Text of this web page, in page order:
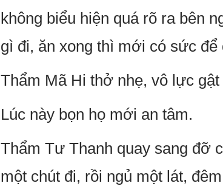
không biểu hiện quá rõ ra bên
gì đi, ăn xong thì mới có sức để
Thẩm Mã Hi thở nhẹ, vô lực gật
Lúc này bọn họ mới an tâm.
Thẩm Tư Thanh quay sang đỡ
một chút đi, rồi ngủ một lát,